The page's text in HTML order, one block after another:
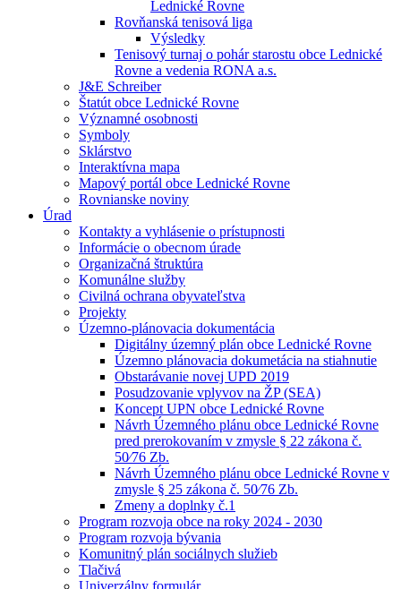
Lednické Rovne
Rovňanská tenisová liga
Výsledky
Tenisový turnaj o pohár starostu obce Lednické
Rovne a vedenia RONA a.s.
J&E Schreiber
Štatút obce Lednické Rovne
Významné osobnosti
Symboly
Sklárstvo
Interaktívna mapa
Mapový portál obce Lednické Rovne
Rovnianske noviny
Úrad
Kontakty a vyhlásenie o prístupnosti
Informácie o obecnom úrade
Organizačná štruktúra
Komunálne služby
Civilná ochrana obyvateľstva
Projekty
Územno-plánovacia dokumentácia
Digitálny územný plán obce Lednické Rovne
Územno plánovacia dokumetácia na stiahnutie
Obstarávanie novej UPD 2019
Posudzovanie vplyvov na ŽP (SEA)
Koncept UPN obce Lednické Rovne
Návrh Územného plánu obce Lednické Rovne
pred prerokovaním v zmysle § 22 zákona č.
50⁄76 Zb.
Návrh Územného plánu obce Lednické Rovne v
zmysle § 25 zákona č. 50⁄76 Zb.
Zmeny a doplnky č.1
Program rozvoja obce na roky 2024 - 2030
Program rozvoja bývania
Komunitný plán sociálnych služieb
Tlačivá
Univerzálny formulár